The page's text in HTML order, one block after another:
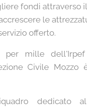
fondi attraverso
le
offerto.
mille dell'Irpef
Civile Mozzo
dedicato